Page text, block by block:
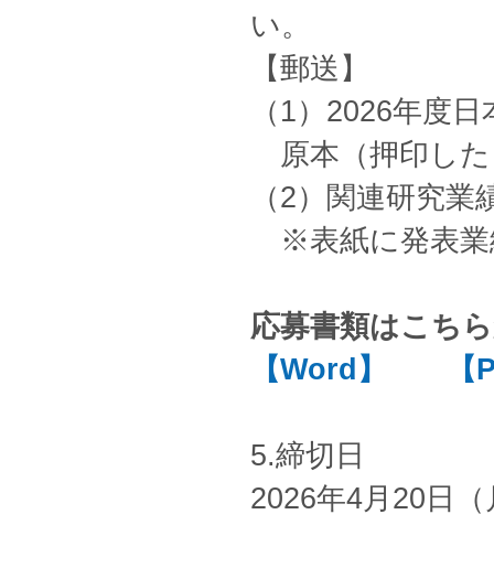
い。
【郵送】
（1）2026年度
原本（押印し
（2）関連研究
※表紙に発表業
応募書類はこ
【Word】
5.締切日
2026年4月20日